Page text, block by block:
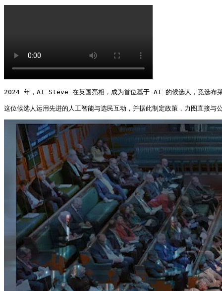
2024 年，AI Steve 在英国亮相，成为首位基于 AI 的候选人，竞选布
这位候选人运用先进的人工智能与选民互动，并据此制定政策，力图直接